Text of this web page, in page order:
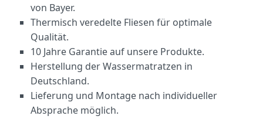
von Bayer.
Thermisch veredelte Fliesen für optimale
Qualität.
10 Jahre Garantie auf unsere Produkte.
Herstellung der Wassermatratzen in
Deutschland.
Lieferung und Montage nach individueller
Absprache möglich.